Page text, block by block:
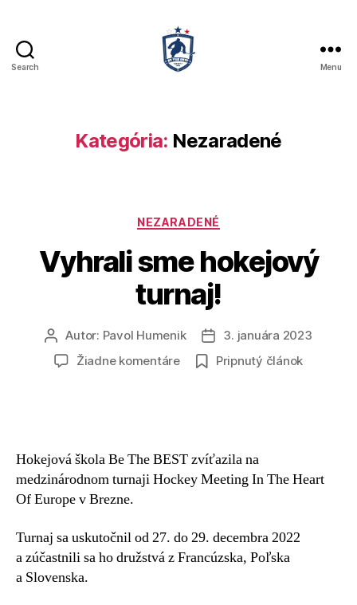
Search Menu
Kategória: Nezaradené
NEZARADENÉ
Vyhrali sme hokejový
turnaj!
Autor: Pavol Humenik
3. januára 2023
Žiadne komentáre
Pripnutý článok
Hokejová škola Be The BEST zvíťazila na
medzinárodnom turnaji Hockey Meeting In The Heart
Of Europe v Brezne.
Turnaj sa uskutočnil od 27. do 29. decembra 2022
a zúčastnili sa ho družstvá z Francúzska, Poľska
a Slovenska.